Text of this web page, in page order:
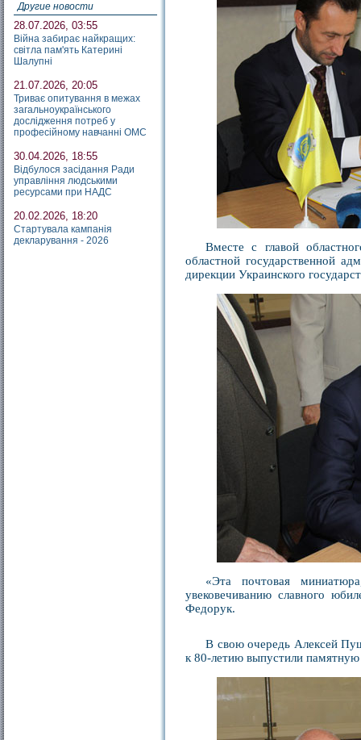
Другие новости
28.07.2026, 03:55
Війна забирає найкращих:
світла пам'ять Катерині
Шалупні
21.07.2026, 20:05
Триває опитування в межах
загальноукраїнського
дослідження потреб у
професійному навчанні ОМС
30.04.2026, 18:55
Відбулося засідання Ради
управління людськими
ресурсами при НАДС
20.02.2026, 18:20
Стартувала кампанія
декларування - 2026
Вместе с главой
областной государственной
дирекции Украинского
«Эта почтовая
увековечиванию славного
Федорук.
В свою очередь Алексей
к 80-летию выпустили